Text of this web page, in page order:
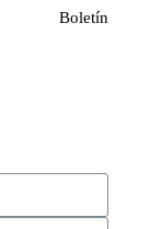
Boletín